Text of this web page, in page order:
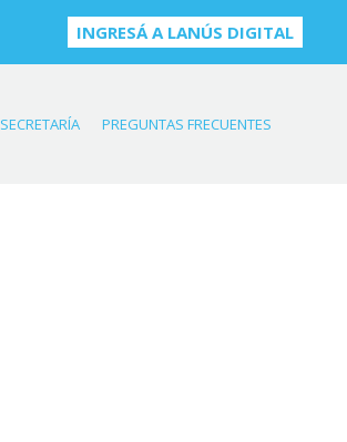
INGRESÁ A LANÚS DIGITAL
PREGUNTAS FRECUENTES